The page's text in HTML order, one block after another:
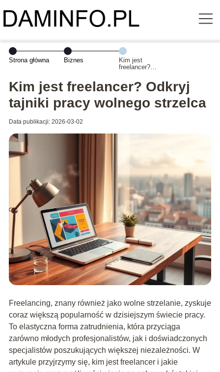
Strona główna Biznes
Kim jest
freelancer?
pracy wolnego
strzelca
Kim jest freelancer? Odkryj
tajniki pracy wolnego strzelca
Data publikacji: 2026-03-02
Freelancing, znany również jako wolne strzelanie, zyskuje
coraz większą popularność w dzisiejszym świecie pracy.
To elastyczna forma zatrudnienia, która przyciąga
zarówno młodych profesjonalistów, jak i doświadczonych
specjalistów poszukujących większej niezależności. W
artykule przyjrzymy się, kim jest freelancer i jakie